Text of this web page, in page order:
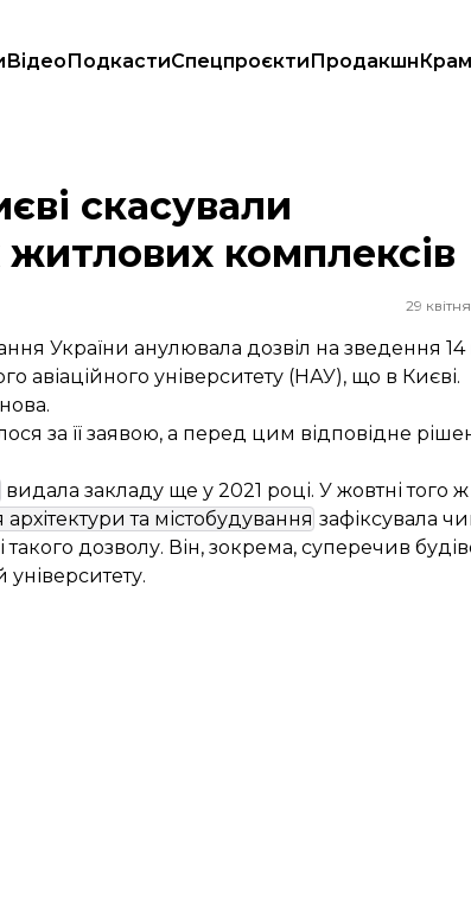
ВідеоПодкастиСпецпроєктиПродакшн
комплексів
скасували
комплексів
29
України анулювала дозвіл на зведення
авіаційного університету (НАУ), що в Києві.
за її заявою, а перед цим відповідне
видала закладу ще у 2021 році. У жовтні того
та містобудування зафіксувала
дозволу. Він, зокрема, суперечив